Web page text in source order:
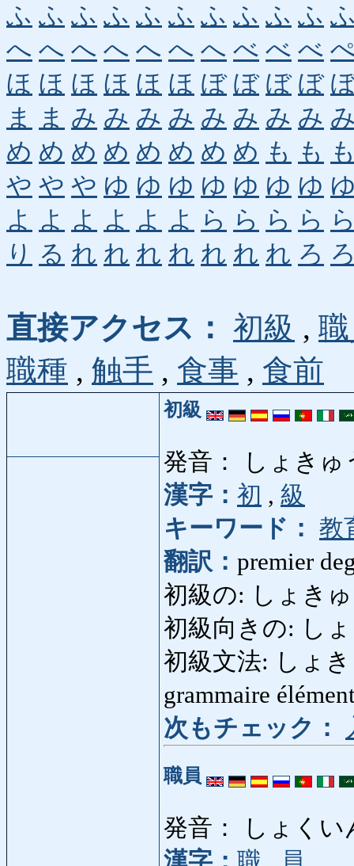
ふ ふ ふ ふ ふ ふ ふ ふ ふ ふ
へ へ へ へ へ へ へ べ べ べ
ほ ほ ほ ほ ほ ほ ぼ ぼ ぼ ぼ
ま
ま み み み み み み み み
め め め め め め め め も も
や や や ゆ ゆ ゆ ゆ ゆ ゆ ゆ
よ よ よ よ よ よ ら ら ら ら
り る れ れ れ れ れ れ れ ろ
直接アクセス： 初級 ,
職種 , 触手 , 食事 , 食前
初級
発音： しょきゅ
漢字： 初 , 級
キーワード： 教
翻訳： premier
初級の: しょきゅ
初級向きの: し
初級文法: しょき
grammaire
次もチェック：
職員
発音： しょくい